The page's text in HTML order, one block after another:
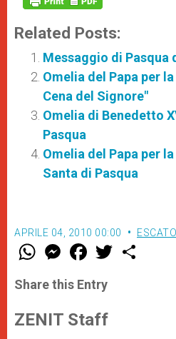
Related Posts:
Messaggio di Pasqua
Omelia del Papa per
Cena del Signore"
Omelia di Benedetto
Pasqua
Omelia del Papa per
Santa di Pasqua
APRILE 04, 2010 00:00
W
t
s
p
p
M
e
s
e
g
e
F
a
e
b
o
k
w
Share this Entry
ZENIT Staff